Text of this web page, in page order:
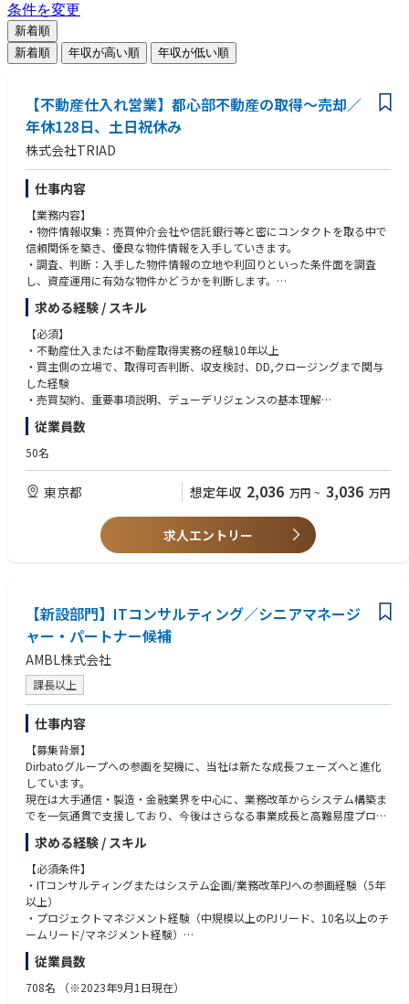
条件を変更
新着順
新着順
年収が高い順 年収が低い順
【不動産仕入れ営業】都心部不動産の取得～売却／
年休128日、土日祝休み
株式会社TRIAD
仕事内容
【業務内容】
・物件情報収集：売買仲介会社や信託銀行等と密にコンタクトを取る中で
信頼関係を築き、優良な物件情報を入手していきます。
・調査、判断：入手した物件情報の立地や利回りといった条件面を調査
し、資産運用に有効な物件かどうかを判断します。
・仕入れ：販売の際に必要な物件資料を作成するため、情報を収集しま
す。
・売却：売買仲介会社等に依頼し物件の売却を行っていきます。
【魅力】
■社風
組織がフラットで経営陣や上司との距離も近く、自身の考えや意見を積極
また、1人1人の社員が裁量を持って自由に仕事を進められる環境です。
■働き方
年休128日、土日祝休み、残業月20時間以内と非常に働きやすい環境で
す。
会社として時差出勤を推奨しており、出社時間や退社時間は柔軟に調整で
■当職種について
当職種の社員の平均年収は4,082万円です（※インセンティブを含む平均
年収です）
経験年数や年齢に関わらず、成果に応じて評価される仕組みとなってお
り、ご自身のスキルや実績に応じた報酬を得ることができます。
また当職種に業務従事する社員の平均年齢は38歳で、若手から中堅まで幅
広い世代の社員が活躍しております。
求める経験 / スキル
【必須】
・不動産仕入または不動産取得実務の経験10年以上
・買主側の立場で、取得可否判断、収支検討、DD,クロージングまで関与
した経験
・売買契約、重要事項説明、デューデリジェンスの基本理解
・仲介会社、信託銀行、事業会社、地権者等との不動産ネットワーク
・10億円以上の不動産売買または取得案件の取り扱い経験
・収支、出口、リスクを踏まえ、事業性を自ら判断できる方
【歓迎】
・都心部不動産の取得経験
・権利調整、立ち退き、借地底地、区分集約、再開発、バリューアップ案
・一棟収益不動産、開発用地、ホテル、商業施設、オフィス等の取得経験
【求める人物像】
・自ら案件を探し、情報を取りに行ける方
・物件情報を受け取るだけでなく、案件化・事業化まで主体的に進められ
る方
・不動産を「買えるか／買えないか」だけでなく、「どうすれば利益化で
きるか」で考えられる方
・社内外の関係者を巻き込み、クロージングまで粘り強く進められる方
・収支、リスク、出口を踏まえて冷静に判断できる方
・アセットタイプにこだわらず、ビジネスチャンスを十何位捉えられる方
・裁量の大きい環境で、自ら成果を出すことにやりがいを感じる方
従業員数
50名
東京都 想定年収 2,036 万円 ~ 3,036 万円
求人エントリー
【新設部門】ITコンサルティング／シニアマネージ
ャー・パートナー候補
AMBL株式会社
課長以上
仕事内容
【募集背景】
Dirbatoグループへの参画を契機に、当社は新たな成長フェーズへと進化
しています。
現在は大手通信・製造・金融業界を中心に、業務改革からシステム構築ま
でを一気通貫で支援しており、今後はさらなる事業成長と高難易度プロジ
ェクトの推進を担うリーダー層の強化を進めています。
その事業中核を担うシニアマネージャー・パートナー候補として、複数プ
ロジェクトのデリバリー統括やクライアント経営層とのビジネスリードを
お任せします。
HP掲載：https://www.ambl.co.jp/news/detail/20251023_36474/
当社のITコンサルティング部門における事業戦略推進および組織マネジメ
ントの中核を担います。
求める経験 / スキル
【必須条件】
・ITコンサルティングまたはシステム企画/業務改革PJへの参画経験（5年
以上）
・プロジェクトマネジメント経験（中規模以上のPJリード、10名以上のチ
ームリード/マネジメント経験）
・クライアント折衝/課題整理/提案経験。
【歓迎条件】
従業員数
708名 （※2023年9月1日現在）